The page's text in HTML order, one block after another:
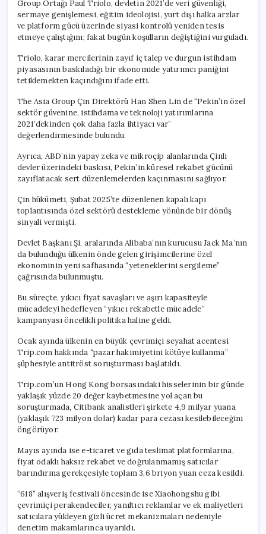
Group Ortağı Paul Triolo, devletin 2021’de veri güvenliği,
sermaye genişlemesi, eğitim ideolojisi, yurt dışı halka arzlar
ve platform gücü üzerinde siyasi kontrolü yeniden tesis
etmeye çalıştığını; fakat bugün koşulların değiştiğini vurguladı.
Triolo, karar mercilerinin zayıf iç talep ve durgun istihdam
piyasasının baskıladığı bir ekonomide yatırımcı paniğini
tetiklemekten kaçındığını ifade etti.
The Asia Group Çin Direktörü Han Shen Lin de “Pekin’in özel
sektör güvenine, istihdama ve teknoloji yatırımlarına
2021’dekinden çok daha fazla ihtiyacı var”
değerlendirmesinde bulundu.
Ayrıca, ABD’nin yapay zeka ve mikroçip alanlarında Çinli
devler üzerindeki baskısı, Pekin’in küresel rekabet gücünü
zayıflatacak sert düzenlemelerden kaçınmasını sağlıyor.
Çin hükümeti, Şubat 2025’te düzenlenen kapalı kapı
toplantısında özel sektörü destekleme yönünde bir dönüş
sinyali vermişti.
Devlet Başkanı Şi, aralarında Alibaba’nın kurucusu Jack Ma’nın
da bulunduğu ülkenin önde gelen girişimcilerine özel
ekonominin yeni safhasında “yeteneklerini sergileme”
çağrısında bulunmuştu.
Bu süreçte, yıkıcı fiyat savaşları ve aşırı kapasiteyle
mücadeleyi hedefleyen “yıkıcı rekabetle mücadele”
kampanyası öncelikli politika haline geldi.
Ocak ayında ülkenin en büyük çevrimiçi seyahat acentesi
Trip.com hakkında “pazar hakimiyetini kötüye kullanma”
şüphesiyle antitröst soruşturması başlatıldı.
Trip.com’un Hong Kong borsasındaki hisselerinin bir günde
yaklaşık yüzde 20 değer kaybetmesine yol açan bu
soruşturmada, Citibank analistleri şirkete 4,9 milyar yuana
(yaklaşık 723 milyon dolar) kadar para cezası kesilebileceğini
öngörüyor.
Mayıs ayında ise e-ticaret ve gıda teslimat platformlarına,
fiyat odaklı haksız rekabet ve doğrulanmamış satıcılar
barındırma gerekçesiyle toplam 3,6 briyon yuan ceza kesildi.
“618” alışveriş festivali öncesinde ise Xiaohongshu gibi
çevrimiçi perakendeciler, yanıltıcı reklamlar ve ek maliyetleri
satıcılara yükleyen gizli ücret mekanizmaları nedeniyle
denetim makamlarınca uyarıldı.